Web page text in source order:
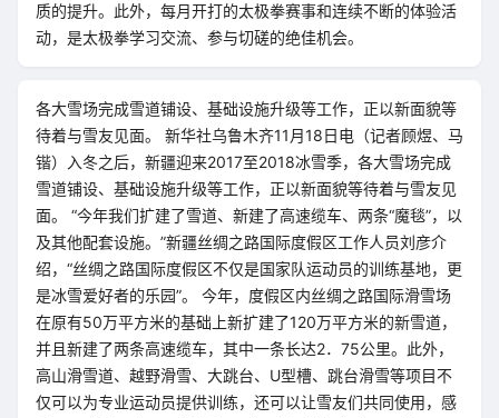
质的提升。此外，每月开打的太极拳赛事和连续不断的体验活
动，是太极拳学习交流、参与切磋的绝佳机会。
各大雪场完成雪道铺设、基础设施升级等工作，正以新面貌等
待着与雪友见面。 新华社乌鲁木齐11月18日电（记者顾煜、马
锴）入冬之后，新疆迎来2017至2018冰雪季，各大雪场完成
雪道铺设、基础设施升级等工作，正以新面貌等待着与雪友见
面。 “今年我们扩建了雪道、新建了高速缆车、两条“魔毯”，以
及其他配套设施。”新疆丝绸之路国际度假区工作人员刘彦介
绍，“丝绸之路国际度假区不仅是国家队运动员的训练基地，更
是冰雪爱好者的乐园”。 今年，度假区内丝绸之路国际滑雪场
在原有50万平方米的基础上新扩建了120万平方米的新雪道，
并且新建了两条高速缆车，其中一条长达2．75公里。此外，
高山滑雪道、越野滑雪、大跳台、U型槽、跳台滑雪等项目不
仅可以为专业运动员提供训练，还可以让雪友们共同使用，感